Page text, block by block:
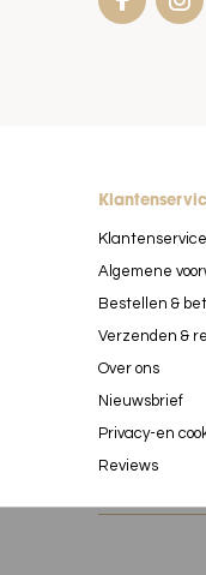
Klantenservice
Algemene
Bestellen &
Verzenden &
Over ons
Nieuwsbrief
Privacy-en
Reviews